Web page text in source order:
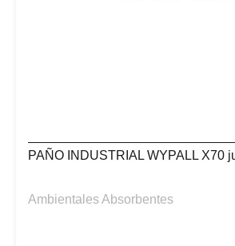
PAÑO INDUSTRIAL WYPALL X70
Ambientales Absorbentes